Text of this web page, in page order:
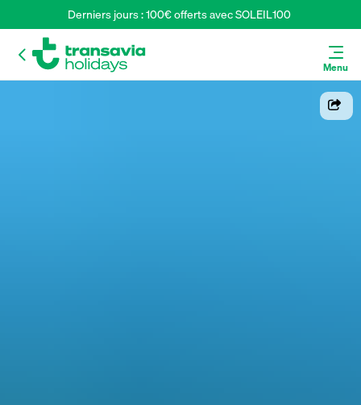
Derniers jours : 100€ offerts avec SOLEIL100
Menu